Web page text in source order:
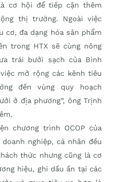
cơ hội để tiếp cận thêm
thị trường. Ngoài việc
cơ, đa dạng hóa sản phẩm
trong HTX sẽ cùng nông
trái bưởi sạch của Bình
mở rộng các kênh tiêu
đến vùng quy hoạch
ở địa phương”, ông Trịnh
chương trình OCOP của
nghiệp, cá nhân đều
thức nhưng cũng là cơ
hiệu, ghi dấu ấn tại các